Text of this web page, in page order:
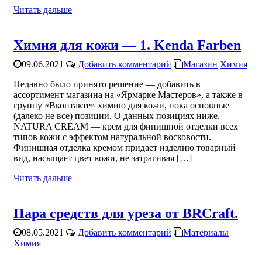
Читать дальше
Химия для кожи — 1. Kenda Farben
09.06.2021 Добавить комментарий Магазин Химия
Недавно было принято решение — добавить в
ассортимент магазина на «Ярмарке Мастеров», а также в
группу «Вконтакте» химию для кожи, пока основные
(далеко не все) позиции. О данных позициях ниже.
NATURA CREAM — крем для финишной отделки всех
типов кожи с эффектом натуральной восковости.
Финишная отделка кремом придает изделию товарный
вид, насыщает цвет кожи, не затрагивая […]
Читать дальше
Пара средств для уреза от BRCraft.
08.05.2021 Добавить комментарий
Материалы
Химия